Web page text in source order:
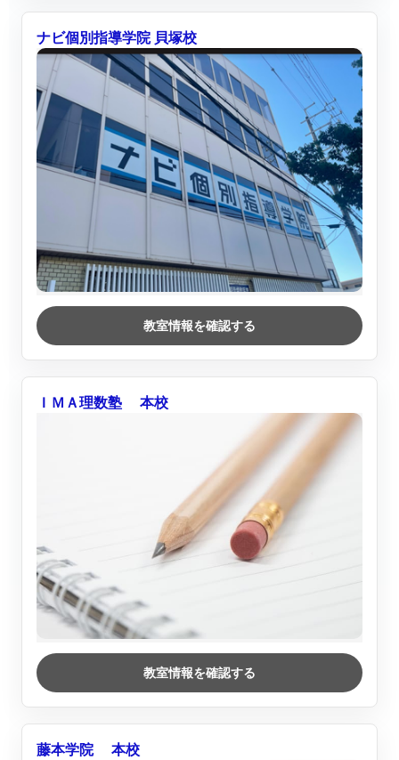
ナビ個別指導学院 貝塚校
教室情報を確認する
ＩＭＡ理数塾 本校
教室情報を確認する
藤本学院 本校